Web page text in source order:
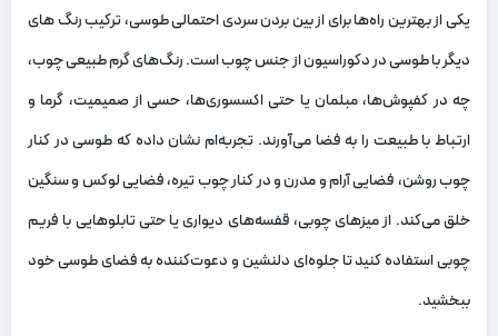
یکی از بهترین راه‌ها برای از بین بردن سردی احتمالی طوسی، ترکیب رنگ های
دیگر با طوسی در دکوراسیون از جنس چوب است. رنگ‌های گرم طبیعی چوب،
چه در کفپوش‌ها، مبلمان یا حتی اکسسوری‌ها، حسی از صمیمیت، گرما و
ارتباط با طبیعت را به فضا می‌آورند. تجربه‌ام نشان داده که طوسی در کنار
چوب روشن، فضایی آرام و مدرن و در کنار چوب تیره، فضایی لوکس و سنگین
خلق می‌کند. از میزهای چوبی، قفسه‌های دیواری یا حتی تابلوهایی با فریم
چوبی استفاده کنید تا جلوه‌ای دلنشین و دعوت‌کننده به فضای طوسی خود
ببخشید.